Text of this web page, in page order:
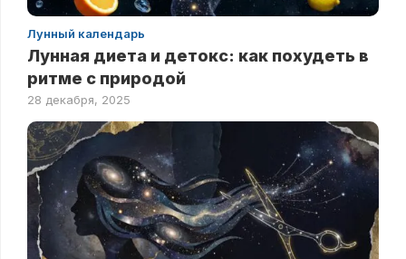
Лунный календарь
Лунная диета и детокс: как похудеть в
ритме с природой
28 декабря, 2025